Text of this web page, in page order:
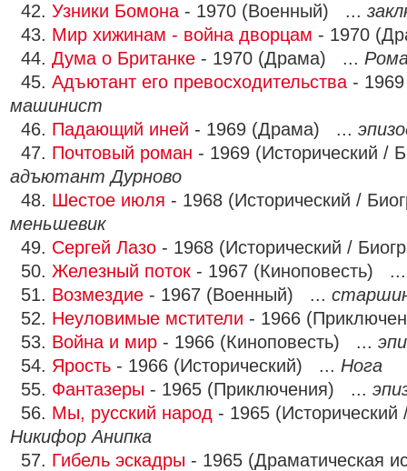
42. Узники Бомона - 1970 (Военный) ...
43. Мир хижинам - война дворцам - 1970
44. Дума о Британке - 1970 (Драма) ...
45. Адъютант его превосходительства -
машинист
46. Падающий иней - 1969 (Драма) ...
47. Почтовый роман - 1969 (Исторический /
адъютант Дурново
48. Шестое июля - 1968 (Исторический /
меньшевик
49. Сергей Лазо - 1968 (Исторический /
50. Железный поток - 1967 (Киноповесть)
51. Возмездие - 1967 (Военный) ...
52. Неуловимые мстители - 1966
53. Война и мир - 1966 (Киноповесть) ...
54. Ярость - 1966 (Исторический) ... Нога
55. Фантазеры - 1965 (Приключения) ...
56. Мы, русский народ - 1965
Никифор Анипка
57. Гибель эскадры - 1965 (Драматическая